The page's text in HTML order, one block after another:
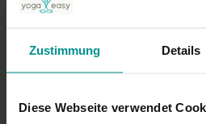
Zustimmung Details
Diese Webseite verwendet
0
Tatjana G. Januar 15, 2023
Sehr schöne entspannende